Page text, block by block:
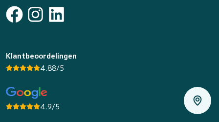
Klantbeoordelingen
4.88/5
4.9/5